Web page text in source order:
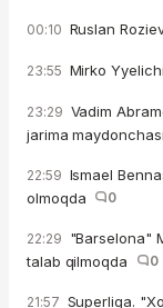
00:10 Ruslan
23:55 Mirko
23:29 Vadim
jarima
22:59 Ismael
olmoqda
0
22:29 "Barselona"
talab qilmoqda
0
21:57 Superliga.